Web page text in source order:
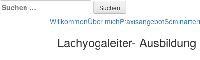
Suchen
nach:
WillkommenÜber michPraxisangebot
Lachyogaleiter- Ausbildung